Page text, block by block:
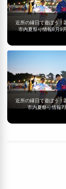
近所の縁日で遊ぼう！
市内夏祭り情報8月9
近所の縁日で遊ぼう！
市内夏祭り情報7